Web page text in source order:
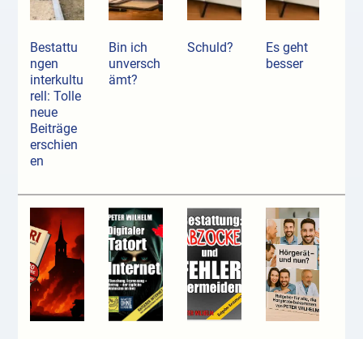
Bestattu
ngen
interkultu
rell: Tolle
neue
Beiträge
erschien
en
Bin ich
unversch
ämt?
Schuld?
Es geht
besser